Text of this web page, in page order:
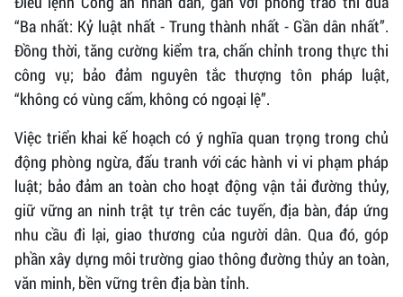
“Ba nhất: Kỷ luật nhất - Trung thành nhất - Gần dân nhất”.
Đồng thời, tăng cường kiểm tra, chấn chỉnh trong thực thi
công vụ; bảo đảm nguyên tắc thượng tôn pháp luật,
“không có vùng cấm, không có ngoại lệ”.
Việc triển khai kế hoạch có ý nghĩa quan trọng trong chủ
động phòng ngừa, đấu tranh với các hành vi vi phạm pháp
luật; bảo đảm an toàn cho hoạt động vận tải đường thủy,
giữ vững an ninh trật tự trên các tuyến, địa bàn, đáp ứng
nhu cầu đi lại, giao thương của người dân. Qua đó, góp
phần xây dựng môi trường giao thông đường thủy an toàn,
văn minh, bền vững trên địa bàn tỉnh.